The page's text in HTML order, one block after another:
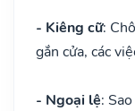
- Kiêng cữ:
gắn cửa, các
- Ngoại lệ: